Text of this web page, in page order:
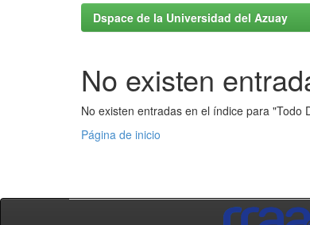
Dspace de la Universidad del Azuay
No existen
No existen entradas en el índice para "Todo
Página de inicio